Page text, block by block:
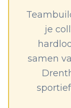
je
samen